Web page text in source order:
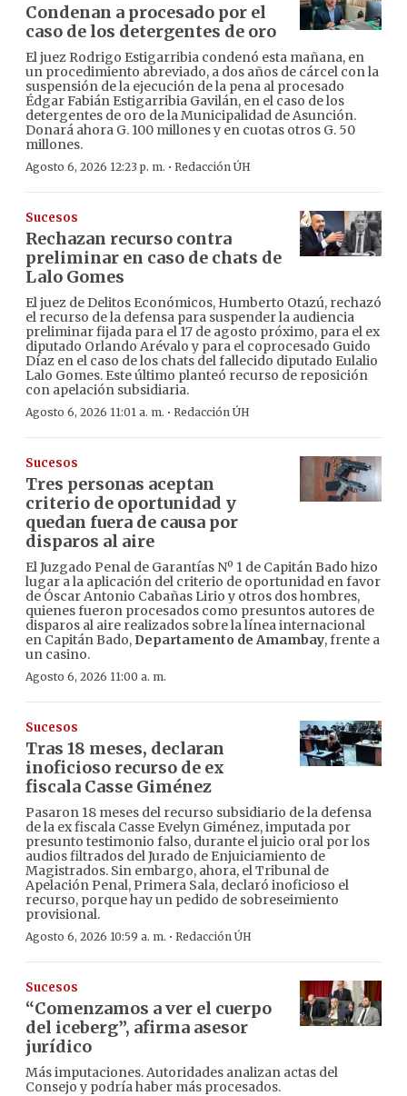
Condenan a procesado por el
caso de los detergentes de oro
El juez Rodrigo Estigarribia condenó esta mañana, en
un procedimiento abreviado, a dos años de cárcel con la
suspensión de la ejecución de la pena al procesado
Édgar Fabián Estigarribia Gavilán, en el caso de los
detergentes de oro de la Municipalidad de Asunción.
Donará ahora G. 100 millones y en cuotas otros G. 50
millones.
Agosto 6, 2026 12:23 p. m. · Redacción ÚH
Sucesos
Rechazan recurso contra
preliminar en caso de chats de
Lalo Gomes
El juez de Delitos Económicos, Humberto Otazú, rechazó
el recurso de la defensa para suspender la audiencia
preliminar fijada para el 17 de agosto próximo, para el ex
diputado Orlando Arévalo y para el coprocesado Guido
Díaz en el caso de los chats del fallecido diputado Eulalio
Lalo Gomes. Este último planteó recurso de reposición
con apelación subsidiaria.
Agosto 6, 2026 11:01 a. m. · Redacción ÚH
Sucesos
Tres personas aceptan
criterio de oportunidad y
quedan fuera de causa por
disparos al aire
El Juzgado Penal de Garantías Nº 1 de Capitán Bado hizo
lugar a la aplicación del criterio de oportunidad en favor
de Óscar Antonio Cabañas Lirio y otros dos hombres,
quienes fueron procesados como presuntos autores de
disparos al aire realizados sobre la línea internacional
en Capitán Bado, Departamento de Amambay, frente a
un casino.
Agosto 6, 2026 11:00 a. m.
Sucesos
Tras 18 meses, declaran
inoficioso recurso de ex
fiscala Casse Giménez
Pasaron 18 meses del recurso subsidiario de la defensa
de la ex fiscala Casse Evelyn Giménez, imputada por
presunto testimonio falso, durante el juicio oral por los
audios filtrados del Jurado de Enjuiciamiento de
Magistrados. Sin embargo, ahora, el Tribunal de
Apelación Penal, Primera Sala, declaró inoficioso el
recurso, porque hay un pedido de sobreseimiento
provisional.
Agosto 6, 2026 10:59 a. m. · Redacción ÚH
Sucesos
“Comenzamos a ver el cuerpo
del iceberg”, afirma asesor
jurídico
Más imputaciones. Autoridades analizan actas del
Consejo y podría haber más procesados.